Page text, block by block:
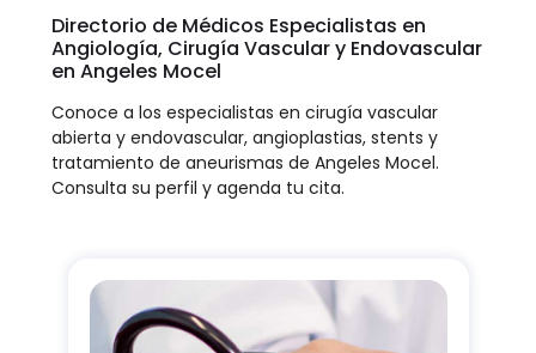
Directorio de Médicos Especialistas en
Angiología, Cirugía Vascular y Endovascular
en Angeles Mocel
Conoce a los especialistas en cirugía vascular
abierta y endovascular, angioplastias, stents y
tratamiento de aneurismas de Angeles Mocel.
Consulta su perfil y agenda tu cita.